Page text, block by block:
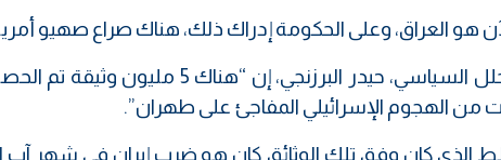
هو العراق، وعلى الحكومة إدراك ذلك، هناك صراع صهيو
من جانبه، قال المحلل السياسي، حيدر
من الهجوم الإسرائيلي المفاجئ على طهران”.
الذي كان وفق تلك الوثائق كان هو ضرب إيران في شهر آب